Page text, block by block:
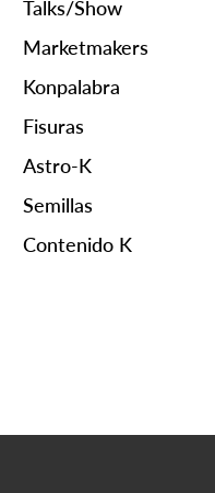
Talks/Show
Marketmakers
Konpalabra
Fisuras
Astro-K
Semillas
Contenido K